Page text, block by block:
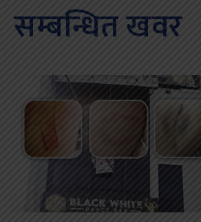
सम्बन्धित खवर